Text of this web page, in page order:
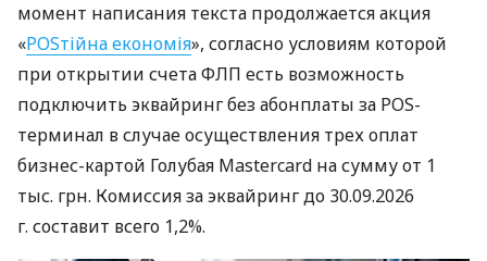
момент написания текста продолжается акция
«POSтійна економія», согласно условиям которой
при открытии счета ФЛП есть возможность
подключить эквайринг без абонплаты за POS-
терминал в случае осуществления трех оплат
бизнес-картой Голубая Mastercard на сумму от 1
тыс. грн. Комиссия за эквайринг до 30.09.2026
г. составит всего 1,2%.